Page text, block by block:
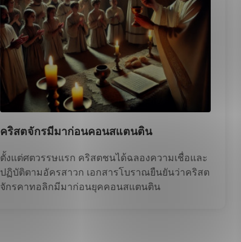
คริสตจักรมีมาก่อนคอนสแตนติน
ตั้งแต่ศตวรรษแรก คริสตชนได้ฉลองความเชื่อและ
ปฏิบัติตามอัครสาวก เอกสารโบราณยืนยันว่าคริสต
จักรคาทอลิกมีมาก่อนยุคคอนสแตนติน